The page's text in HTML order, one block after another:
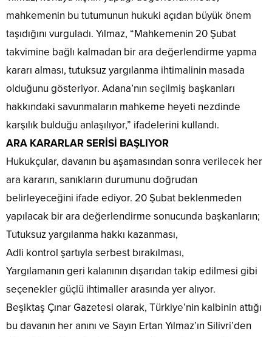
mahkemenin bu tutumunun hukuki açıdan büyük önem
taşıdığını vurguladı. Yılmaz, “Mahkemenin 20 Şubat
takvimine bağlı kalmadan bir ara değerlendirme yapma
kararı alması, tutuksuz yargılanma ihtimalinin masada
olduğunu gösteriyor. Adana’nın seçilmiş başkanları
hakkındaki savunmaların mahkeme heyeti nezdinde
karşılık bulduğu anlaşılıyor,” ifadelerini kullandı.
​ARA KARARLAR SERİSİ BAŞLIYOR
​Hukukçular, davanın bu aşamasından sonra verilecek her
ara kararın, sanıkların durumunu doğrudan
belirleyeceğini ifade ediyor. 20 Şubat beklenmeden
yapılacak bir ara değerlendirme sonucunda başkanların;
​Tutuksuz yargılanma hakkı kazanması,
​Adli kontrol şartıyla serbest bırakılması,
​Yargılamanın geri kalanının dışarıdan takip edilmesi gibi
seçenekler güçlü ihtimaller arasında yer alıyor.
​Beşiktaş Çınar Gazetesi olarak, Türkiye’nin kalbinin attığı
bu davanın her anını ve Sayın Ertan Yılmaz’ın Silivri’den